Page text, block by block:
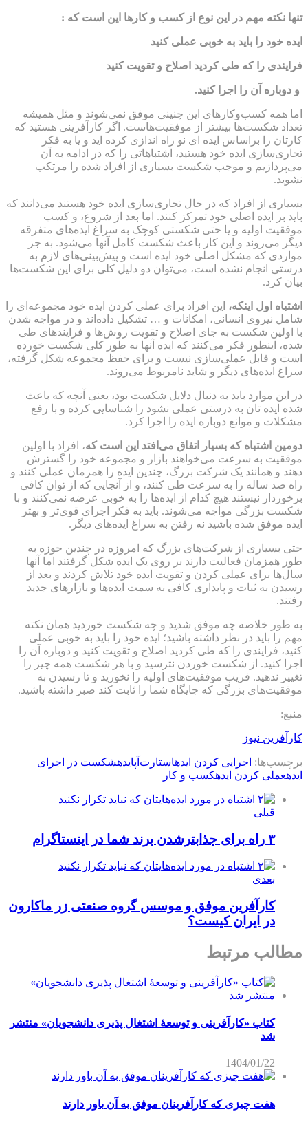
تنها نکته مهم در این نوع از کسب و کار‌ها این است که :
ایده خود را باید به خوبی عملی کنید
فرایندی را که طی کردید اصلاح و تقویت کنید
و دوباره آن را اجرا کنید.
اما همه کسب‌و‌کارهای این چنینی موفق نمی‌شوند و مثل همیشه
تعداد شکست‌ها بیشتر از موفقیت‌هاست. اگر کارآفرینی هستید که
کارتان را براساس ایده ای نو راه اندازی کرده اید و یا به فکر
تجاری‌سازی ایده خود هستید، اشتباهاتی را که در ادامه به آن
می‌پردازیم و موجب شکست بسیاری از افراد شده را مرتکب
نشوید.
بسیاری از افراد که در حال تجاری‌سازی ایده خود هستند می‌دانند که
باید بر ایده‌ اصلی خود تمرکز کنند. اما بعد از شروع، و کسب
موفقیت اولیه و یا حتی شکستی کوچک به سراغ ایده‌های متفرقه
دیگر می‌روند و این کار باعث شکست کامل آنها می‌شود. به جز
مواردی که مشکل اصلی خود ایده است و پیش‌بینی‌های لازم به
درستی انجام نشده است، می‌توان دو دلیل کلی برای این شکست‌ها
بیان کرد.
اشتباه اول اینکه، این افراد برای عملی کردن ایده خود مجموعه‌ای را
شامل نیروی انسانی، امکانات و … تشکیل داده‌اند و در مواجه شدن
با اولین شکست به جای اصلاح و تقویت روش‌ها و فرایند‌های طی
شده، اینطور فکر می‌کنند که ایده آنها به طور کلی شکست خورده
است و قابل عملی‌سازی نیست و برای حفظ مجموعه شکل گرفته،
سراغ ایده‌های دیگر و شاید نامربوط می‌روند.
در این موارد باید به دنبال دلایل شکست بود، یعنی آنچه که باعث
شده ایده تان به درستی عملی نشود را شناسایی کرده و با رفع
مشکلات و موانع دوباره ایده را اجرا کرد.
دومین اشتباه که بسیار اتفاق می‌افتد این است که، افراد با اولین
موفقیت به سرعت می‌خواهند بازار و مجموعه خود را گسترش
دهند و همانند یک شرکت بزرگ، چندین ایده را همزمان عملی کنند و
راه صد ساله را به سرعت طی کنند، و از آنجایی که از توان کافی
برخوردار نیستند هیچ کدام از ایده‌ها را به خوبی عرضه نمی‌کنند و با
شکست بزرگی مواجه می‌شوند. باید به فکر اجرای قوی‌تر و بهتر
ایده موفق شده باشید نه رفتن به سراغ ایده‌های دیگر.
حتی بسیاری از شرکت‌های بزرگ که امروزه در چندین حوزه به
طور همزمان فعالیت دارند بر روی یک ایده شکل گرفتند اما آنها
سال‌ها برای عملی کردن و تقویت ایده خود تلاش کردند و بعد از
رسیدن به ثبات و پایداری کافی به سمت ایده‌ها و بازارهای جدید
رفتند.
به طور خلاصه چه موفق شدید و چه شکست خوردید همان نکته
مهم را باید در نظر داشته باشید؛ ایده خود را باید به خوبی عملی
کنید، فرایندی را که طی کردید اصلاح و تقویت کنید و دوباره آن را
اجرا کنید. از شکست خوردن نترسید و با هر شکست همه چیز را
تغییر ندهید. فریب موفقیت‌های اولیه را نخورید و تا رسیدن به
موفقیت‌های بزرگی که جایگاه شما را ثابت کند صبر داشته باشید.
منبع:
کارآفرین نیوز
برچسب‌ها: اجرایی کردن ایدهاستارت‌‌آپایدهشکست در اجرای
ایدهعملی کردن ایدهکسب و کار
قبلی
۳ راه برای جذابترشدن برند شما در اینستاگرام
بعدی
کارآفرین موفق و موسس گروه صنعتی زر ماکارون
در ایران کیست؟
مطالب مرتبط
کتاب «کارآفرینی و توسعۀ اشتغال پذیری دانشجویان» منتشر
شد
1404/01/22
هفت چیزی که کارآفرینان موفق به آن باور دارند